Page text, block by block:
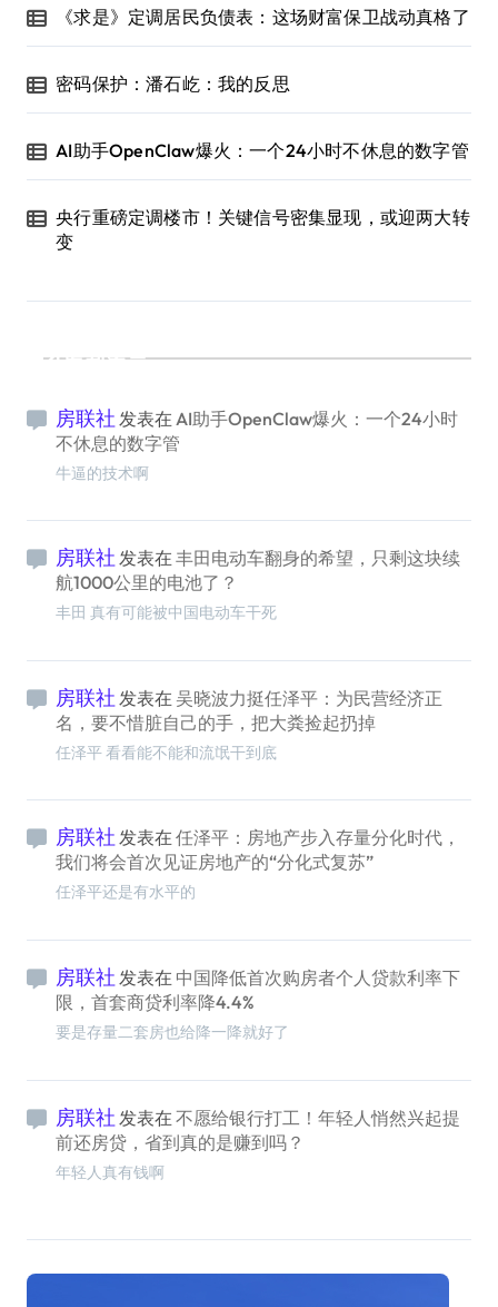
《求是》定调居民负债表：这场财富保卫战动真格了
密码保护：潘石屹：我的反思
AI助手OpenClaw爆火：一个24小时不休息的数字管
央行重磅定调楼市！关键信号密集显现，或迎两大转
变
最新留言
房联社 发表在 AI助手OpenClaw爆火：一个24小时
不休息的数字管
牛逼的技术啊
房联社 发表在 丰田电动车翻身的希望，只剩这块续
航1000公里的电池了？
丰田 真有可能被中国电动车干死
房联社 发表在 吴晓波力挺任泽平：为民营经济正
名，要不惜脏自己的手，把大粪捡起扔掉
任泽平 看看能不能和流氓干到底
房联社 发表在 任泽平：房地产步入存量分化时代，
我们将会首次见证房地产的“分化式复苏”
任泽平还是有水平的
房联社 发表在 中国降低首次购房者个人贷款利率下
限，首套商贷利率降4.4%
要是存量二套房也给降一降就好了
房联社 发表在 不愿给银行打工！年轻人悄然兴起提
前还房贷，省到真的是赚到吗？
年轻人真有钱啊